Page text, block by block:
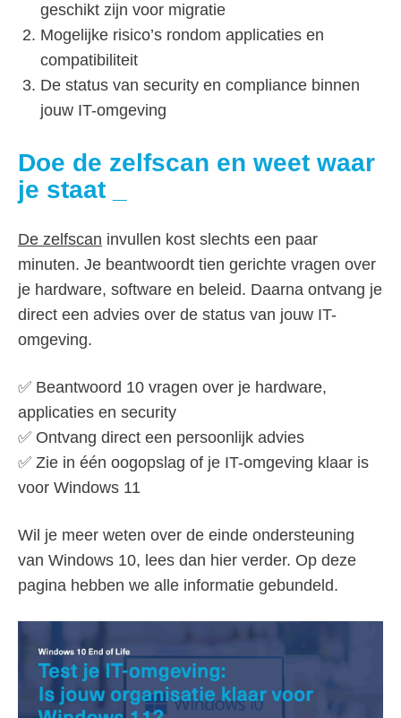
geschikt zijn voor migratie
Mogelijke risico’s rondom applicaties en
compatibiliteit
De status van security en compliance binnen
jouw IT-omgeving
Doe de zelfscan en weet waar
je staat
De zelfscan invullen kost slechts een paar
minuten. Je beantwoordt tien gerichte vragen over
je hardware, software en beleid. Daarna ontvang je
direct een advies over de status van jouw IT-
omgeving.
✅ Beantwoord 10 vragen over je hardware,
applicaties en security
✅ Ontvang direct een persoonlijk advies
✅ Zie in één oogopslag of je IT-omgeving klaar is
voor Windows 11
Wil je meer weten over de einde ondersteuning
van Windows 10, lees dan hier verder. Op deze
pagina hebben we alle informatie gebundeld.